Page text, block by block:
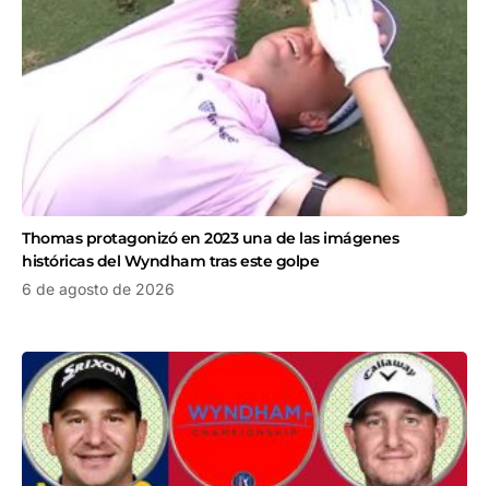
Thomas protagonizó en 2023 una de las imágenes
históricas del Wyndham tras este golpe
6 de agosto de 2026